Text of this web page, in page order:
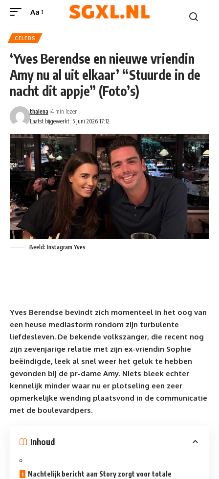
Aa
CELEBS
‘Yves Berendse en nieuwe vriendin
Amy nu al uit elkaar’ “Stuurde in de
nacht dit appje” (Foto’s)
Laatst bijgewerkt: 5 juni 2026 17:12
thalena 4 min lezen
Beeld: Instagram Yves
Yves Berendse bevindt zich momenteel in het oog van
een heuse mediastorm rondom zijn turbulente
liefdesleven. De bekende volkszanger, die recent nog
zijn zevenjarige relatie met zijn ex-vriendin Sophie
beëindigde, leek al snel weer het geluk te hebben
gevonden bij de pr-dame Amy. Niets bleek echter
kennelijk minder waar nu er plotseling een zeer
opmerkelijke wending plaatsvond in de communicatie
met de boulevardpers.
Inhoud
Nachtelijk bericht aan Story zorgt voor totale